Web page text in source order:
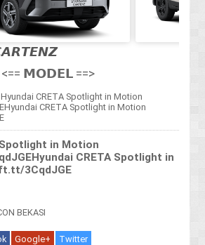
<== 𝗠𝗢𝗗𝗘𝗟 ==>
Hyundai CRETA Spotlight in Motion
CRETA Spotlight in Motion
Spotlight in Motion
CRETA Spotlight in
3CqdJGE
BEKASI
Google+ Twitter